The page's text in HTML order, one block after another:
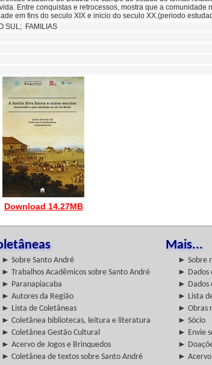
Entre conquistas e retrocessos, mostra que a comunidade
em fins do seculo XIX e inicio do seculo XX.(periodo
SUL; FAMILIAS
Download 14.27MB
Mais...
► Sobre Santo André
► Sobre
► Trabalhos Acadêmicos sobre Santo André
► Dados
► Paranapiacaba
► Dados
► Autores da Região
► Lista
► Lista de Coletâneas
► Obras
► Coletânea bibliotecas, leitura e literatura
► Sócio
► Coletânea Gestão Cultural
► Envie
► Acervo de Jogos e Brinquedos
►
► Coletânea de textos sobre Santo André
► Acervo